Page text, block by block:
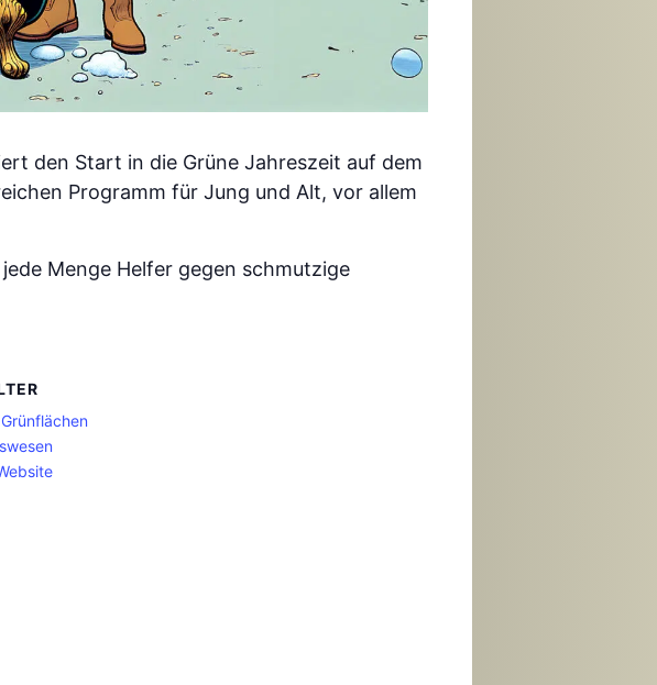
den Start in die Grüne Jahreszeit auf dem
Programm für Jung und Alt, vor allem
Menge Helfer gegen schmutzige